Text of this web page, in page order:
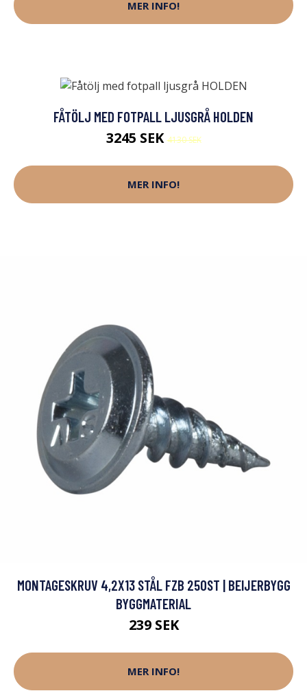
MER INFO!
FÅTÖLJ MED FOTPALL LJUSGRÅ HOLDEN
3245 SEK4130 SEK
MER INFO!
MONTAGESKRUV 4,2X13 STÅL FZB 250ST | BEIJERBYGG
BYGGMATERIAL
239 SEK
MER INFO!